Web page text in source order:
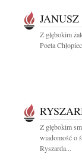
Z głębokim
Poeta
Z głębokim
wiadomość o
Ryszarda...